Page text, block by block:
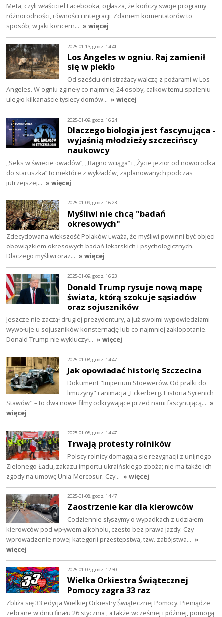
Meta, czyli właściciel Facebooka, ogłasza, że kończy swoje programy
różnorodności, równości i integracji. Zdaniem komentatorów to
sposób, w jaki koncern… » więcej
2025-01-13, godz. 14:41
Los Angeles w ogniu. Raj zamienił
się w piekło
Od sześciu dni strażacy walczą z pożarami w Los
Angeles. W ogniu zginęły co najmniej 24 osoby, całkowitemu spaleniu
uległo kilkanaście tysięcy domów… » więcej
2025-01-09, godz. 16:24
Dlaczego biologia jest fascynująca -
wyjaśnią młodzieży szczecińscy
naukowcy
„Seks w świecie owadów”, „Bagno wciąga” i „Życie jezior od noworodka
do staruszka” to niektóre z wykładów, zaplanowanych podczas
jutrzejszej… » więcej
2025-01-09, godz. 16:23
Myśliwi nie chcą "badań
okresowych"
Zdecydowana większość Polaków uważa, że myśliwi powinni być objęci
obowiązkiem okresowych badań lekarskich i psychologicznych.
Dlaczego myśliwi oraz… » więcej
2025-01-09, godz. 16:23
Donald Trump rysuje nową mapę
świata, którą szokuje sąsiadów
oraz sojuszników
Jeszcze nie zaczął drugiej prezydentury, a już swoimi wypowiedziami
wywołuje u sojuszników konsternację lub co najmniej zakłopotanie.
Donald Trump nie wykluczył… » więcej
2025-01-08, godz. 14:47
Jak opowiadać historię Szczecina
Dokument "Imperium Stoewerów. Od pralki do
limuzyny" i animacja „Eckerberg. Historia Syrenich
Stawów" – to dwa nowe filmy odkrywające przed nami fascynującą… »
więcej
2025-01-08, godz. 14:47
Trwają protesty rolników
Polscy rolnicy domagają się rezygnacji z unijnego
Zielonego Ładu, zakazu importu ukraińskiego zboża; nie ma także ich
zgody na umowę Unia-Mercosur. Czy… » więcej
2025-01-08, godz. 14:47
Zaostrzenie kar dla kierowców
Codziennie słyszymy o wypadkach z udziałem
kierowców pod wpływem alkoholu, często bez prawa jazdy. Czy
wprowadzenie nowej kategorii przestępstwa, tzw. zabójstwa… »
więcej
2025-01-07, godz. 12:30
Wielka Orkiestra Świątecznej
Pomocy zagra 33 raz
Zbliża się 33 edycja Wielkiej Orkiestry Świątecznej Pomocy. Pieniądze
zebrane w dniu finału 26 stycznia , a także wcześniej i później, pomogą